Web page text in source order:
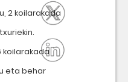
2 koilarakada
koilarakada
eta behar